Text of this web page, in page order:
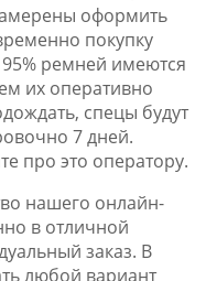
оформить
покупку
ремней имеются
их оперативно
спецы будут
7 дней.
про это оператору.
нашего онлайн-
в отличной
заказ. В
любой вариант